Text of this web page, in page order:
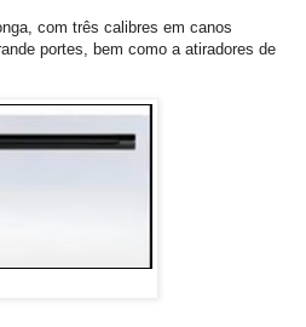
com três calibres em canos
portes, bem como a atiradores de